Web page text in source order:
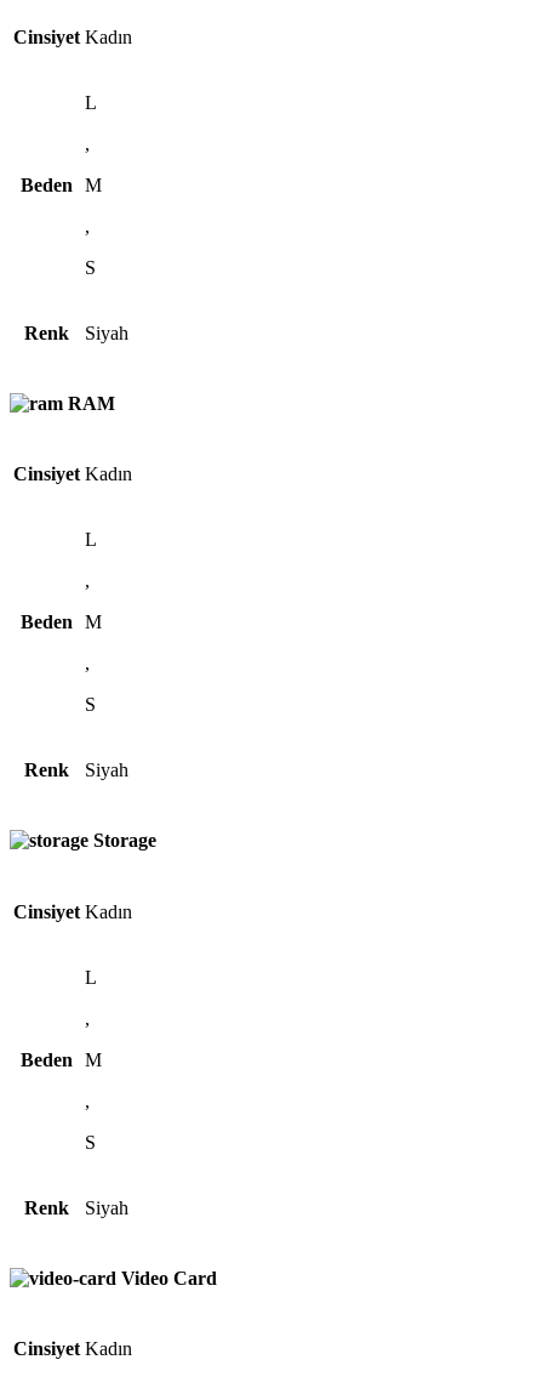
Cinsiyet Kadın
Beden
L
,
M
,
S
Renk Siyah
RAM
Cinsiyet Kadın
Beden
L
,
M
,
S
Renk Siyah
Storage
Cinsiyet Kadın
Beden
L
,
M
,
S
Renk Siyah
Video Card
Cinsiyet Kadın